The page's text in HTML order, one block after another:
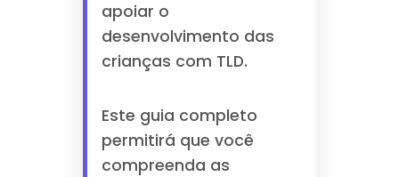
apoiar o
desenvolvimento das
crianças com TLD.
Este guia completo
permitirá que você
compreenda as